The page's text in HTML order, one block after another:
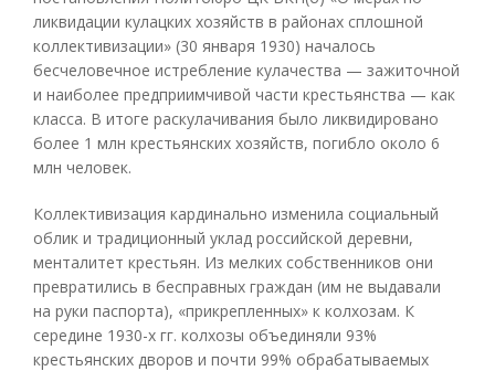
ликвидации кулацких хозяйств в районах сплошной
коллективизации» (30 января 1930) началось
бесчеловечное истребление кулачества — зажиточной
и наиболее предприимчивой части крестьянства — как
класса. В итоге раскулачивания было ликвидировано
более 1 млн крестьянских хозяйств, погибло около 6
млн человек.
Коллективизация кардинально изменила социальный
облик и традиционный уклад российской деревни,
менталитет крестьян. Из мелких собственников они
превратились в бесправных граждан (им не выдавали
на руки паспорта), «прикрепленных» к колхозам. К
середине 1930-х гг. колхозы объединяли 93%
крестьянских дворов и почти 99% обрабатываемых